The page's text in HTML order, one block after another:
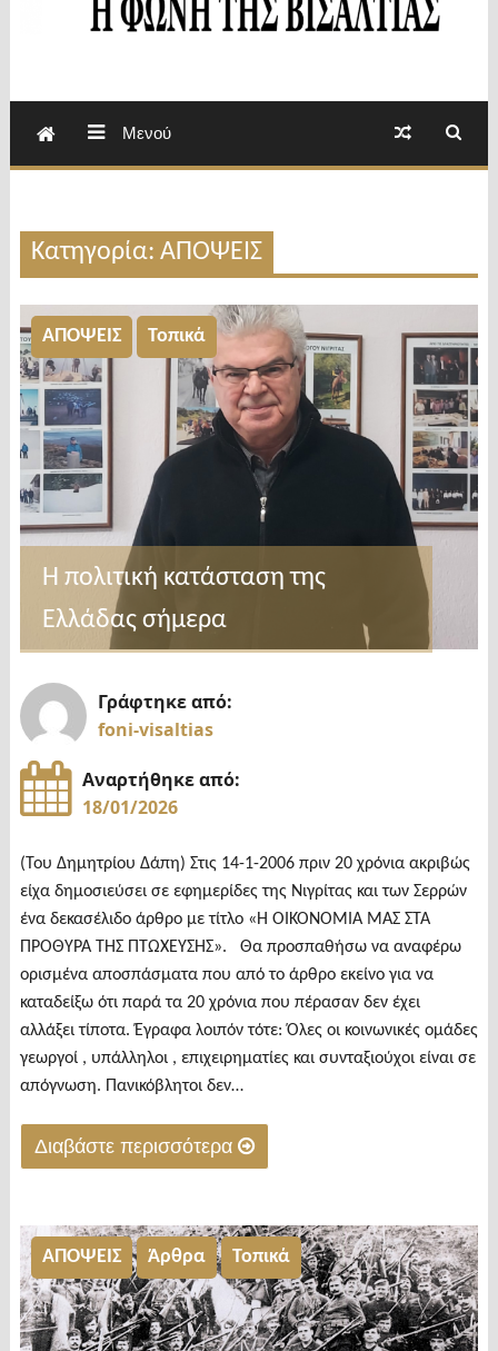
Μενού
Κατηγορία: ΑΠΟΨΕΙΣ
ΑΠΟΨΕΙΣ Τοπικά
Η πολιτική κατάσταση της
Ελλάδας σήμερα
Γράφτηκε από:
foni-visaltias
Αναρτήθηκε από:
18/01/2026
(Του Δημητρίου Δάπη) Στις 14-1-2006 πριν 20 χρόνια ακριβώς
είχα δημοσιεύσει σε εφημερίδες της Νιγρίτας και των Σερρών
ένα δεκασέλιδο άρθρο με τίτλο «Η ΟΙΚΟΝΟΜΙΑ ΜΑΣ ΣΤΑ
ΠΡΟΘΥΡΑ ΤΗΣ ΠΤΩΧΕΥΣΗΣ». Θα προσπαθήσω να αναφέρω
ορισμένα αποσπάσματα που από το άρθρο εκείνο για να
καταδείξω ότι παρά τα 20 χρόνια που πέρασαν δεν έχει
αλλάξει τίποτα. Έγραφα λοιπόν τότε: Όλες οι κοινωνικές ομάδες
γεωργοί , υπάλληλοι , επιχειρηματίες και συνταξιούχοι είναι σε
απόγνωση. Πανικόβλητοι δεν…
Διαβάστε περισσότερα
κατάσταση
της
Ελλάδας
σήμερα"
ΑΠΟΨΕΙΣ Άρθρα Τοπικά